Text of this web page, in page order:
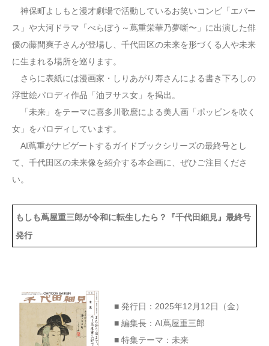
神保町よしもと漫才劇場で活動しているお笑いコンビ「エバー
ス」や大河ドラマ「べらぼう～蔦重栄華乃夢噺〜」に出演した俳
優の藤間爽子さんが登場し、千代田区の未来を形づくる人や未来
に生まれる場所を巡ります。
さらに表紙には漫画家・しりあがり寿さんによる書き下ろしの
浮世絵パロディ作品「油ヲサス女」を掲出。
「未来」をテーマに喜多川歌麿による美人画「ポッピンを吹く
女」をパロディしています。
AI蔦重がナビゲートするガイドブックシリーズの最終号とし
て、千代田区の未来像を紹介する本企画に、ぜひご注目くださ
い。
もしも蔦屋重三郎が令和に転生したら？『千代田細見』最終号
発行
■ 発行日：2025年12月12日（金）
■ 編集長：AI蔦屋重三郎
■ 特集テーマ：未来